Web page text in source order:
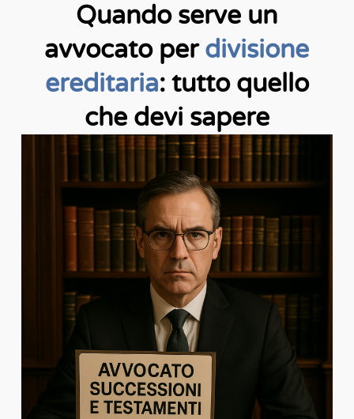
Quando serve un
avvocato perdivisione
ereditaria: tutto quello
che devi sapere